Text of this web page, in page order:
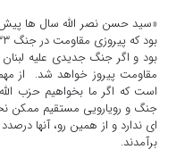
بود و اگر جنگ جدیدی علیه
مقاومت پیروز خواهد شد. از
است که اگر ما بخواهیم حزب
جنگ و رویارویی مستقیم ممکن
ای ندارد و از همین رو، آنها
برآمدند.